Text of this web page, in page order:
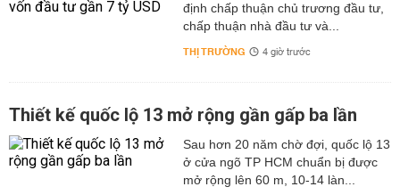
định chấp thuận chủ trương đầu tư,
chấp thuận nhà đầu tư và...
THỊ TRƯỜNG 4 giờ trước
Thiết kế quốc lộ 13 mở rộng gần gấp ba lần
Sau hơn 20 năm chờ đợi, quốc lộ 13
ở cửa ngõ TP HCM chuẩn bị được
mở rộng lên 60 m, 10-14 làn...